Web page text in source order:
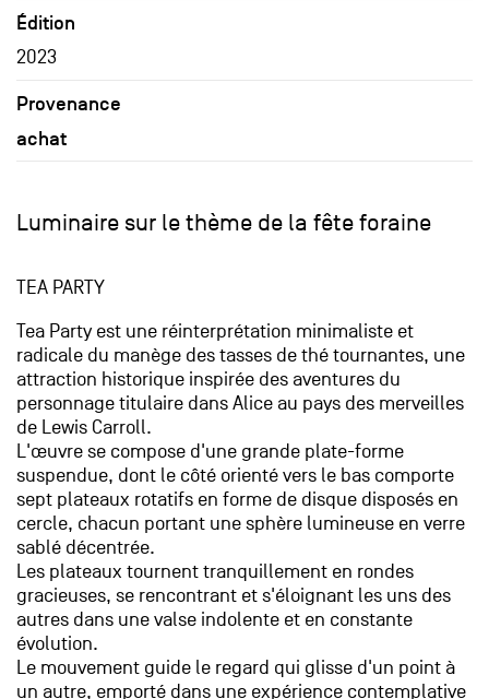
Édition
2023
Provenance
achat
Luminaire sur le thème de la fête foraine
TEA PARTY
Tea Party est une réinterprétation minimaliste et
radicale du manège des tasses de thé tournantes, une
attraction historique inspirée des aventures du
personnage titulaire dans Alice au pays des merveilles
de Lewis Carroll.
L'œuvre se compose d'une grande plate-forme
suspendue, dont le côté orienté vers le bas comporte
sept plateaux rotatifs en forme de disque disposés en
cercle, chacun portant une sphère lumineuse en verre
sablé décentrée.
Les plateaux tournent tranquillement en rondes
gracieuses, se rencontrant et s'éloignant les uns des
autres dans une valse indolente et en constante
évolution.
Le mouvement guide le regard qui glisse d'un point à
un autre, emporté dans une expérience contemplative